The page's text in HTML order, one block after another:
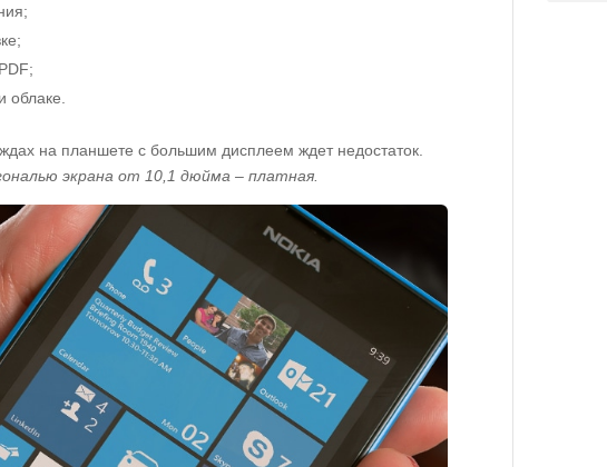
на планшете с большим дисплеем ждет недостаток.
экрана от 10,1 дюйма – платная.